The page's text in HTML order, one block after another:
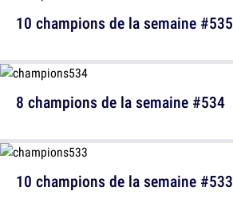
10 champions de la semaine #535
10 champions de la semaine #533
8 champions de la semaine #534